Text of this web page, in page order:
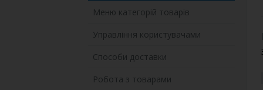
Меню категорій товарів
Управління користувачами
Способи доставки
Робота з товарами